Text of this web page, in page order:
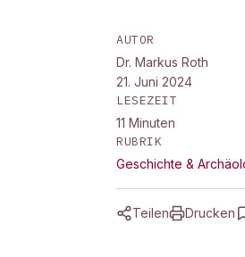
AUTOR
Dr. Markus Roth
21. Juni 2024
LESEZEIT
11 Minuten
RUBRIK
Geschichte &
Teilen Drucken